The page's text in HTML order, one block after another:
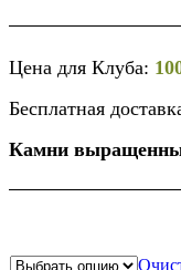
Цена для Клуба:
Бесплатная
Камни